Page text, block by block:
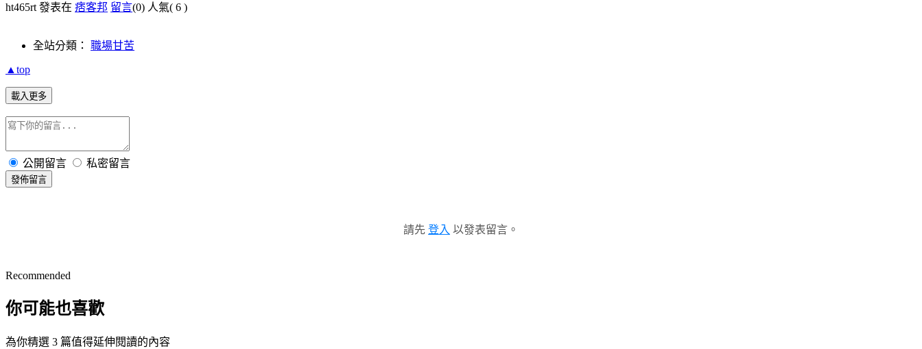
ht465rt 發表在 痞客邦 留言(0) 人氣( 6 )
全站分類： 職場甘苦
▲top
載入更多
公開留言 私密留言
發佈留言
請先 登入 以發表留言。
Recommended
你可能也喜歡
為你精選 3 篇值得延伸閱讀的內容